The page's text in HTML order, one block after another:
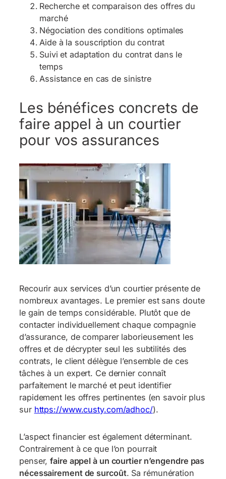
Recherche et comparaison des offres du
marché
Négociation des conditions optimales
Aide à la souscription du contrat
Suivi et adaptation du contrat dans le
temps
Assistance en cas de sinistre
Les bénéfices concrets de
faire appel à un courtier
pour vos assurances
Recourir aux services d’un courtier présente de
nombreux avantages. Le premier est sans doute
le gain de temps considérable. Plutôt que de
contacter individuellement chaque compagnie
d’assurance, de comparer laborieusement les
offres et de décrypter seul les subtilités des
contrats, le client délègue l’ensemble de ces
tâches à un expert. Ce dernier connaît
parfaitement le marché et peut identifier
rapidement les offres pertinentes (en savoir plus
sur https://www.custy.com/adhoc/).
L’aspect financier est également déterminant.
Contrairement à ce que l’on pourrait
penser,faire appel à un courtier n’engendre pas
nécessairement de surcoût. Sa rémunération